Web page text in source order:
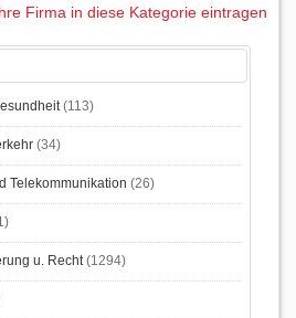
Firma in diese Kategorie eintragen
(113)
(34)
Telekommunikation (26)
u. Recht(1294)